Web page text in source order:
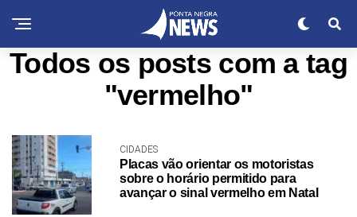
Todos os posts com a tag
"vermelho"
CIDADES
Placas vão orientar os motoristas
sobre o horário permitido para
avançar o sinal vermelho em Natal